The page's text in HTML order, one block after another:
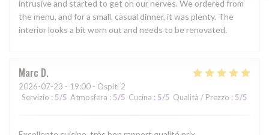
intrusive and started to get on our nerves. We ordered from
the menu, and for a small, casual dinner, it was plenty. The
interior looks a bit worn out and needs to be renovated.
Marc D
2026-07-23 - 19:00 - Ospiti 2
Servizio : 5/5 Atmosfera : 5/5 Cucina : 5/5 Qualità / Prezzo : 5/5